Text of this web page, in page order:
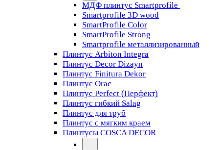
МДФ плинтус Smartprofile
Smartprofile 3D wood
SmartProfile Color
SmartProfile Strong
Smartprofile металлизированный
Плинтус Arbiton Integra
Плинтус Decor Dizayn
Плинтус Finitura Dekor
Плинтус Orac
Плинтус Perfect (Перфект)
Плинтус гибкий Salag
Плинтус для труб
Плинтус с мягким краем
Плинтусы COSCA DECOR